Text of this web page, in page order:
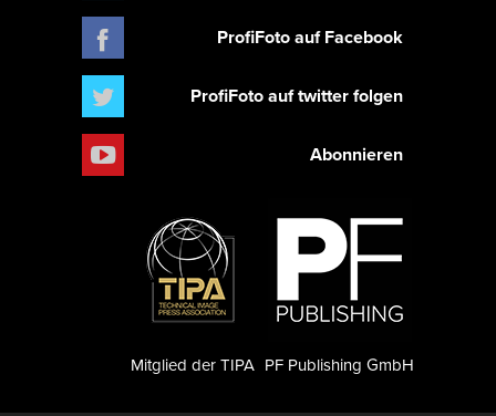
ProfiFoto auf Facebook
ProfiFoto auf twitter folgen
Abonnieren
PF Publishing GmbH
Mitglied der TIPA